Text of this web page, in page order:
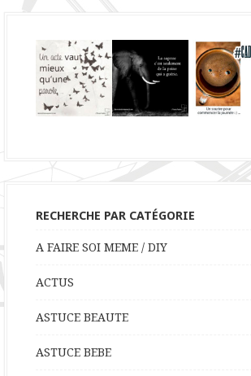
RECHERCHE PAR CATÉGORIE
A FAIRE SOI MEME / DIY
ACTUS
ASTUCE BEAUTE
ASTUCE BEBE